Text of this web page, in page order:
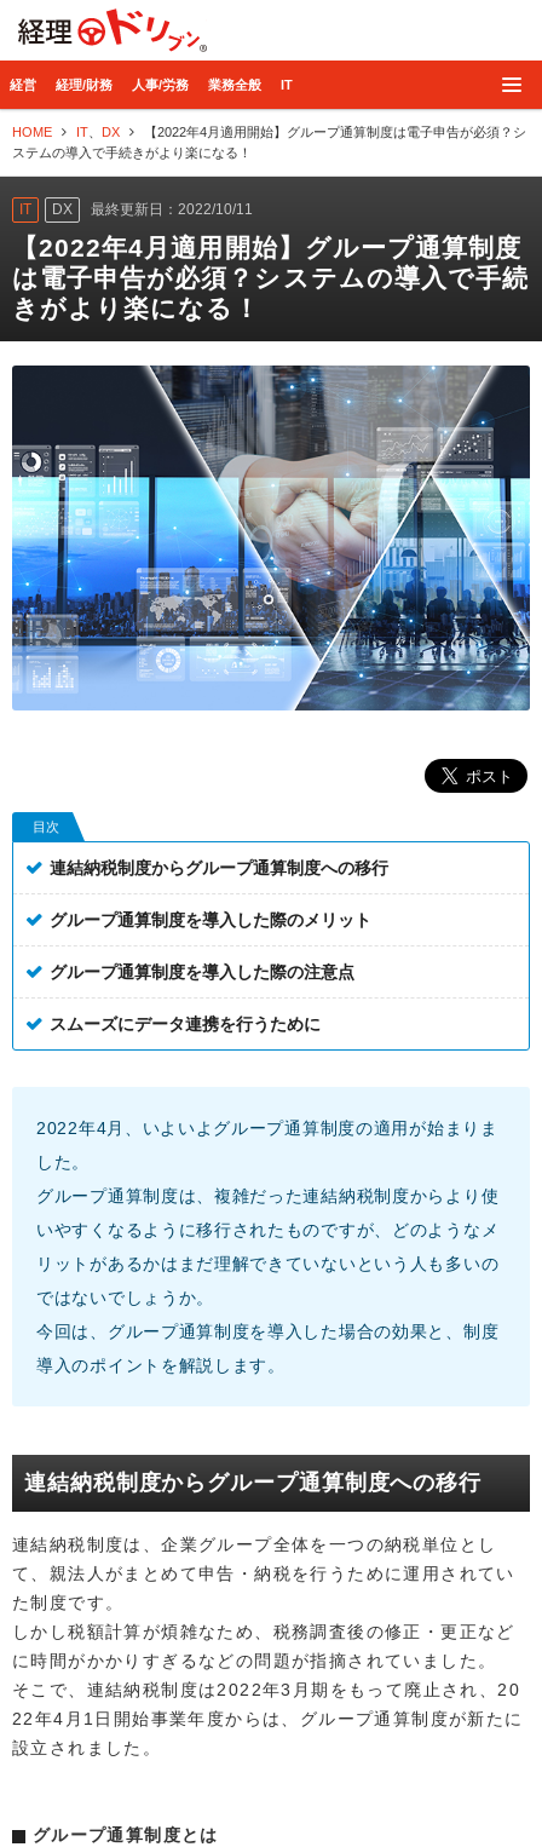
経営 経理/財務 人事/労務 業務全般 IT
HOME IT DX
【2022年4月適用開始】グループ通算制度は電子申告が必須？シ
ステムの導入で手続きがより楽になる！
IT DX 最終更新日：2022/10/11
【2022年4月適用開始】グループ通算制度
は電子申告が必須？システムの導入で手続
きがより楽になる！
目次
連結納税制度からグループ通算制度への移行
グループ通算制度を導入した際のメリット
グループ通算制度を導入した際の注意点
スムーズにデータ連携を行うために
2022年4月、いよいよグループ通算制度の適用が始まりま
した。
グループ通算制度は、複雑だった連結納税制度からより使
いやすくなるように移行されたものですが、どのようなメ
リットがあるかはまだ理解できていないという人も多いの
ではないでしょうか。
今回は、グループ通算制度を導入した場合の効果と、制度
導入のポイントを解説します。
連結納税制度からグループ通算制度への移行
連結納税制度は、企業グループ全体を一つの納税単位とし
て、親法人がまとめて申告・納税を行うために運用されてい
た制度です。
しかし税額計算が煩雑なため、税務調査後の修正・更正など
に時間がかかりすぎるなどの問題が指摘されていました。
そこで、連結納税制度は2022年3月期をもって廃止され、20
22年4月1日開始事業年度からは、グループ通算制度が新たに
設立されました。
グループ通算制度とは